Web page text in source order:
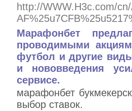
http://WWW.H3c.com/
Марафонбет
проводимыми
футбол и другие
и нововведения
сервисе.
марафонбет
выбор ставок.